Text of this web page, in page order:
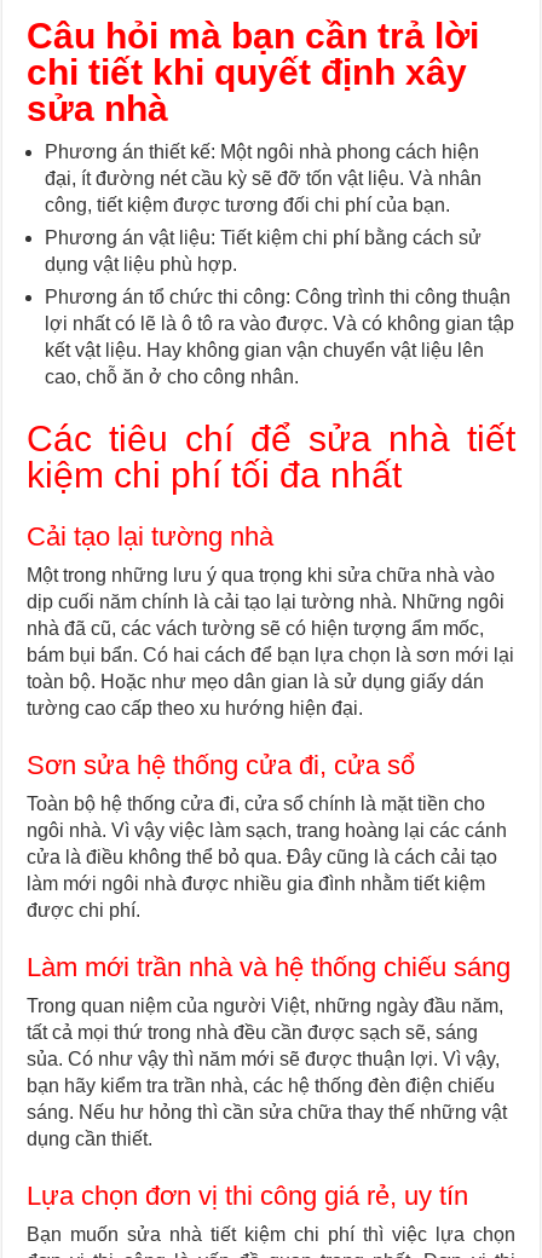
Câu hỏi mà bạn cần trả lời
chi tiết khi quyết định xây
sửa nhà
Phương án thiết kế: Một ngôi nhà phong cách hiện
đại, ít đường nét cầu kỳ sẽ đỡ tốn vật liệu. Và nhân
công, tiết kiệm được tương đối chi phí của bạn.
Phương án vật liệu: Tiết kiệm chi phí bằng cách sử
dụng vật liệu phù hợp.
Phương án tổ chức thi công: Công trình thi công thuận
lợi nhất có lẽ là ô tô ra vào được. Và có không gian tập
kết vật liệu. Hay không gian vận chuyển vật liệu lên
cao, chỗ ăn ở cho công nhân.
Các tiêu chí để sửa nhà tiết
kiệm chi phí tối đa nhất
Cải tạo lại tường nhà
Một trong những lưu ý qua trọng khi sửa chữa nhà vào
dịp cuối năm chính là cải tạo lại tường nhà. Những ngôi
nhà đã cũ, các vách tường sẽ có hiện tượng ẩm mốc,
bám bụi bẩn. Có hai cách để bạn lựa chọn là sơn mới lại
toàn bộ. Hoặc như mẹo dân gian là sử dụng giấy dán
tường cao cấp theo xu hướng hiện đại.
Sơn sửa hệ thống cửa đi, cửa sổ
Toàn bộ hệ thống cửa đi, cửa sổ chính là mặt tiền cho
ngôi nhà. Vì vậy việc làm sạch, trang hoàng lại các cánh
cửa là điều không thể bỏ qua. Đây cũng là cách cải tạo
làm mới ngôi nhà được nhiều gia đình nhằm tiết kiệm
được chi phí.
Làm mới trần nhà và hệ thống chiếu sáng
Trong quan niệm của người Việt, những ngày đầu năm,
tất cả mọi thứ trong nhà đều cần được sạch sẽ, sáng
sủa. Có như vậy thì năm mới sẽ được thuận lợi. Vì vậy,
bạn hãy kiểm tra trần nhà, các hệ thống đèn điện chiếu
sáng. Nếu hư hỏng thì cần sửa chữa thay thế những vật
dụng cần thiết.
Lựa chọn đơn vị thi công giá rẻ, uy tín
Bạn muốn sửa nhà tiết kiệm chi phí thì việc lựa chọn